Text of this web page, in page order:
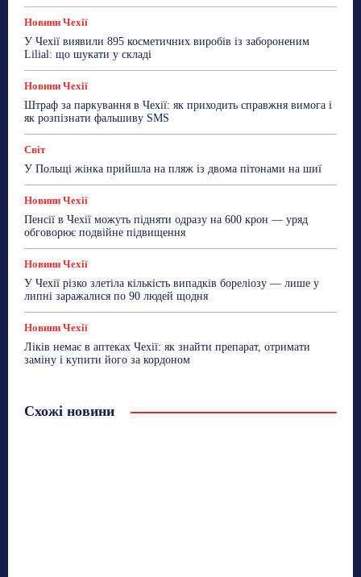
Новини Чехії
У Чехії виявили 895 косметичних виробів із забороненим
Lilial: що шукати у складі
Новини Чехії
Штраф за паркування в Чехії: як приходить справжня вимога і
як розпізнати фальшиву SMS
Світ
У Польщі жінка прийшла на пляж із двома пітонами на шиї
Новини Чехії
Пенсії в Чехії можуть підняти одразу на 600 крон — уряд
обговорює подвійне підвищення
Новини Чехії
У Чехії різко злетіла кількість випадків бореліозу — лише у
липні заражалися по 90 людей щодня
Новини Чехії
Ліків немає в аптеках Чехії: як знайти препарат, отримати
заміну і купити його за кордоном
Схожі новини